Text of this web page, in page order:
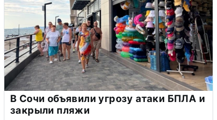
В Сочи объявили угрозу атаки БПЛА и
закрыли пляжи